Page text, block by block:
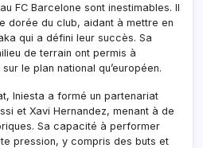
FC Barcelone sont inestimables. Il
dorée du club, aidant à mettre en
qui a défini leur succès. Sa
de terrain ont permis à
le plan national qu’européen.
Iniesta a formé un partenariat
et Xavi Hernandez, menant à de
Sa capacité à performer
pression, y compris des buts et